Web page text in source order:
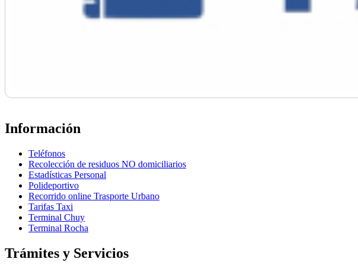
Información
Teléfonos
Recolección de residuos NO domiciliarios
Estadísticas Personal
Polideportivo
Recorrido online Trasporte Urbano
Tarifas Taxi
Terminal Chuy
Terminal Rocha
Trámites y Servicios